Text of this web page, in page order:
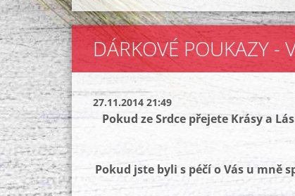
DÁRKOVÉ POUKAZY -
27.11.2014 21:49
Pokud ze Srdce přejete Krásy a
Pokud jste byli s péčí o Vás u mně